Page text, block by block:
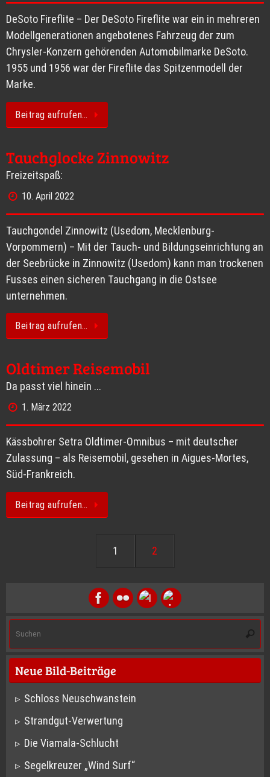
DeSoto Fireflite – Der DeSoto Fireflite war ein in mehreren
Modellgenerationen angebotenes Fahrzeug der zum
Chrysler-Konzern gehörenden Automobilmarke DeSoto.
1955 und 1956 war der Fireflite das Spitzenmodell der
Marke.
Beitrag aufrufen…
Tauchglocke Zinnowitz
Freizeitspaß:
10. April 2022
Tauchgondel Zinnowitz (Usedom, Mecklenburg-
Vorpommern) – Mit der Tauch- und Bildungseinrichtung an
der Seebrücke in Zinnowitz (Usedom) kann man trockenen
Fusses einen sicheren Tauchgang in die Ostsee
unternehmen.
Beitrag aufrufen…
Oldtimer Reisemobil
Da passt viel hinein ...
1. März 2022
Kässbohrer Setra Oldtimer-Omnibus – mit deutscher
Zulassung – als Reisemobil, gesehen in Aigues-Mortes,
Süd-Frankreich.
Beitrag aufrufen…
1 2
Neue Bild-Beiträge
Schloss Neuschwanstein
Strandgut-Verwertung
Die Viamala-Schlucht
Segelkreuzer „Wind Surf“